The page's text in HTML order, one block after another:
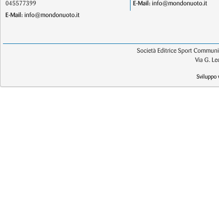
045577399
E-Mail: info@mondonuoto.it
E-Mail: info@mondonuoto.it
Società Editrice Sport
Via G.
Sviluppo